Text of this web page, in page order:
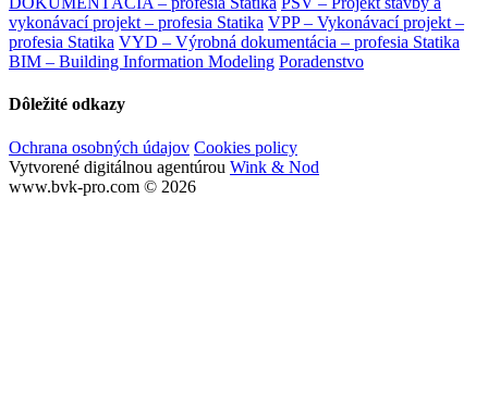
vykonávací projekt – profesia Statika VPP – Vykonávací projekt –
profesia Statika VYD – Výrobná dokumentácia – profesia Statika
BIM – Building Information Modeling Poradenstvo
Dôležité odkazy
Ochrana osobných údajov Cookies policy
Vytvorené digitálnou agentúrou Wink & Nod
www.bvk-pro.com © 2026